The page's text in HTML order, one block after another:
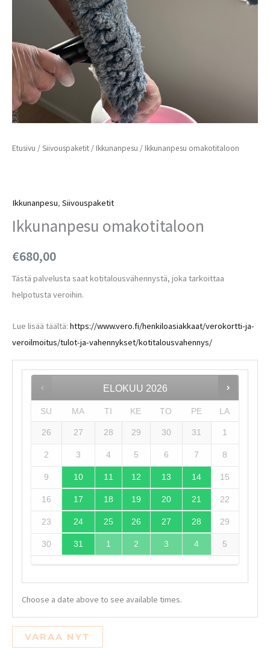
Etusivu /Siivouspaketit / Ikkunanpesu / Ikkunanpesu omakotitaloon
Ikkunanpesu, Siivouspaketit
Ikkunanpesu omakotitaloon
€680,00
Tästä palvelusta saat kotitalousvähennystä, joka tarkoittaa
helpotusta veroihin.
Lue lisää täältä: https://www.vero.fi/henkiloasiakkaat/verokortti-ja-
veroilmoitus/tulot-ja-vahennykset/kotitalousvahennys/
ELOKUU 2026
SU MA TI KE TO PE LA
26 27 28 29 30 31 1
2 3 4 5 6 7 8
9 10 11 12 13 14 15
16 17 18 19 20 21 22
23 24 25 26 27 28 29
30 31 1 2 3 4 5
Choose a date above to see available times.
VARAA NYT